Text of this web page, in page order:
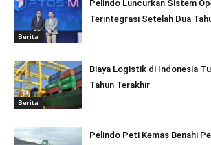
Berita
Pelindo Luncurkan Sistem
Terintegrasi Setelah Dua
Berita
Biaya Logistik di Indonesia
Tahun Terakhir
Pelindo Peti Kemas Benahi